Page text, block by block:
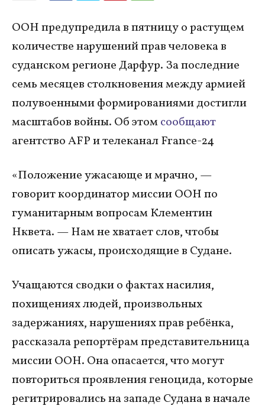
ООН предупредила в пятницу о растущем
количестве нарушений прав человека в
суданском регионе Дарфур. За последние
семь месяцев столкновения между армией
полувоенными формированиями достигли
масштабов войны. Об этомсообщают
агентство AFP и телеканал France-24
«Положение ужасающе и мрачно, —
говорит координатор миссии ООН по
гуманитарным вопросам Клементин
Нквета. — Нам не хватает слов, чтобы
описать ужасы, происходящие в Судане.
Учащаются сводки о фактах насилия,
похищениях людей, произвольных
задержаниях, нарушениях прав ребёнка,
рассказала репортёрам представительница
миссии ООН. Она опасается, что могут
повториться проявления геноцида, которые
регитрировались на западе Судана в начале